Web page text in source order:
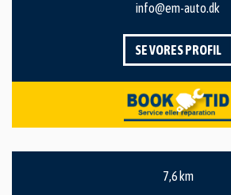
info@em-auto.dk
SE VORES PROFIL
7,6 km